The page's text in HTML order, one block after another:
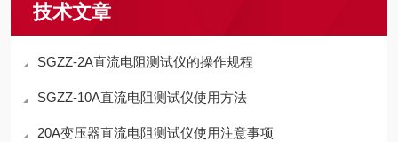
技术文章
SGZZ-2A直流电阻测试仪的操作规程
SGZZ-10A直流电阻测试仪使用方法
20A变压器直流电阻测试仪使用注意事项